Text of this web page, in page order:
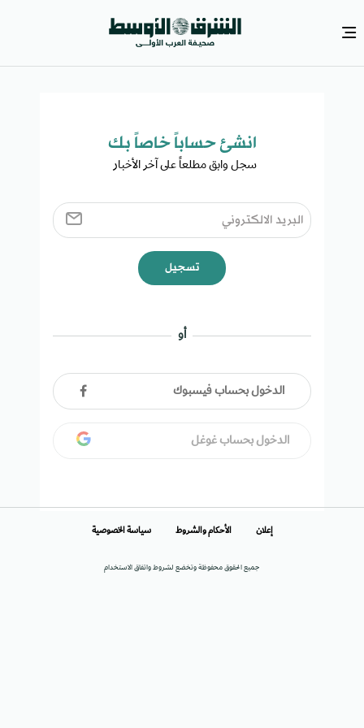
انشئ حساباً خاصاً بك​
سجل وابق مطلعاً على آخر الأخبار ​
تسجيل
أو
الدخول بحساب فيسبوك
الدخول بحساب غوغل
جميع الحقوق محفوظة وتخضع لشروط واتفاق الاستخدام
إعلان الأحكام والشروط سياسة الخصوصية